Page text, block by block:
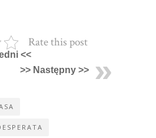
Rate this post
<<
>> Następny >>